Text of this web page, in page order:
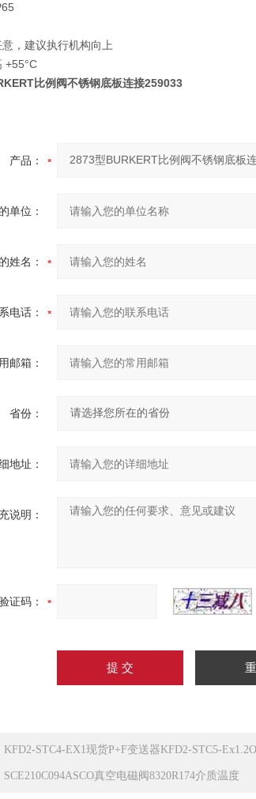
，建议执行机构向上
+55°C
比例阀不锈钢底板连接259033
产品：
单位：
姓名：
电话：
邮箱：
省份：
地址：
说明：
证码：
KFD2-STC4-EX1现货P+F变送器KFD2-STC5-
SCE210C094ASCO真空电磁阀8320R174介质温度